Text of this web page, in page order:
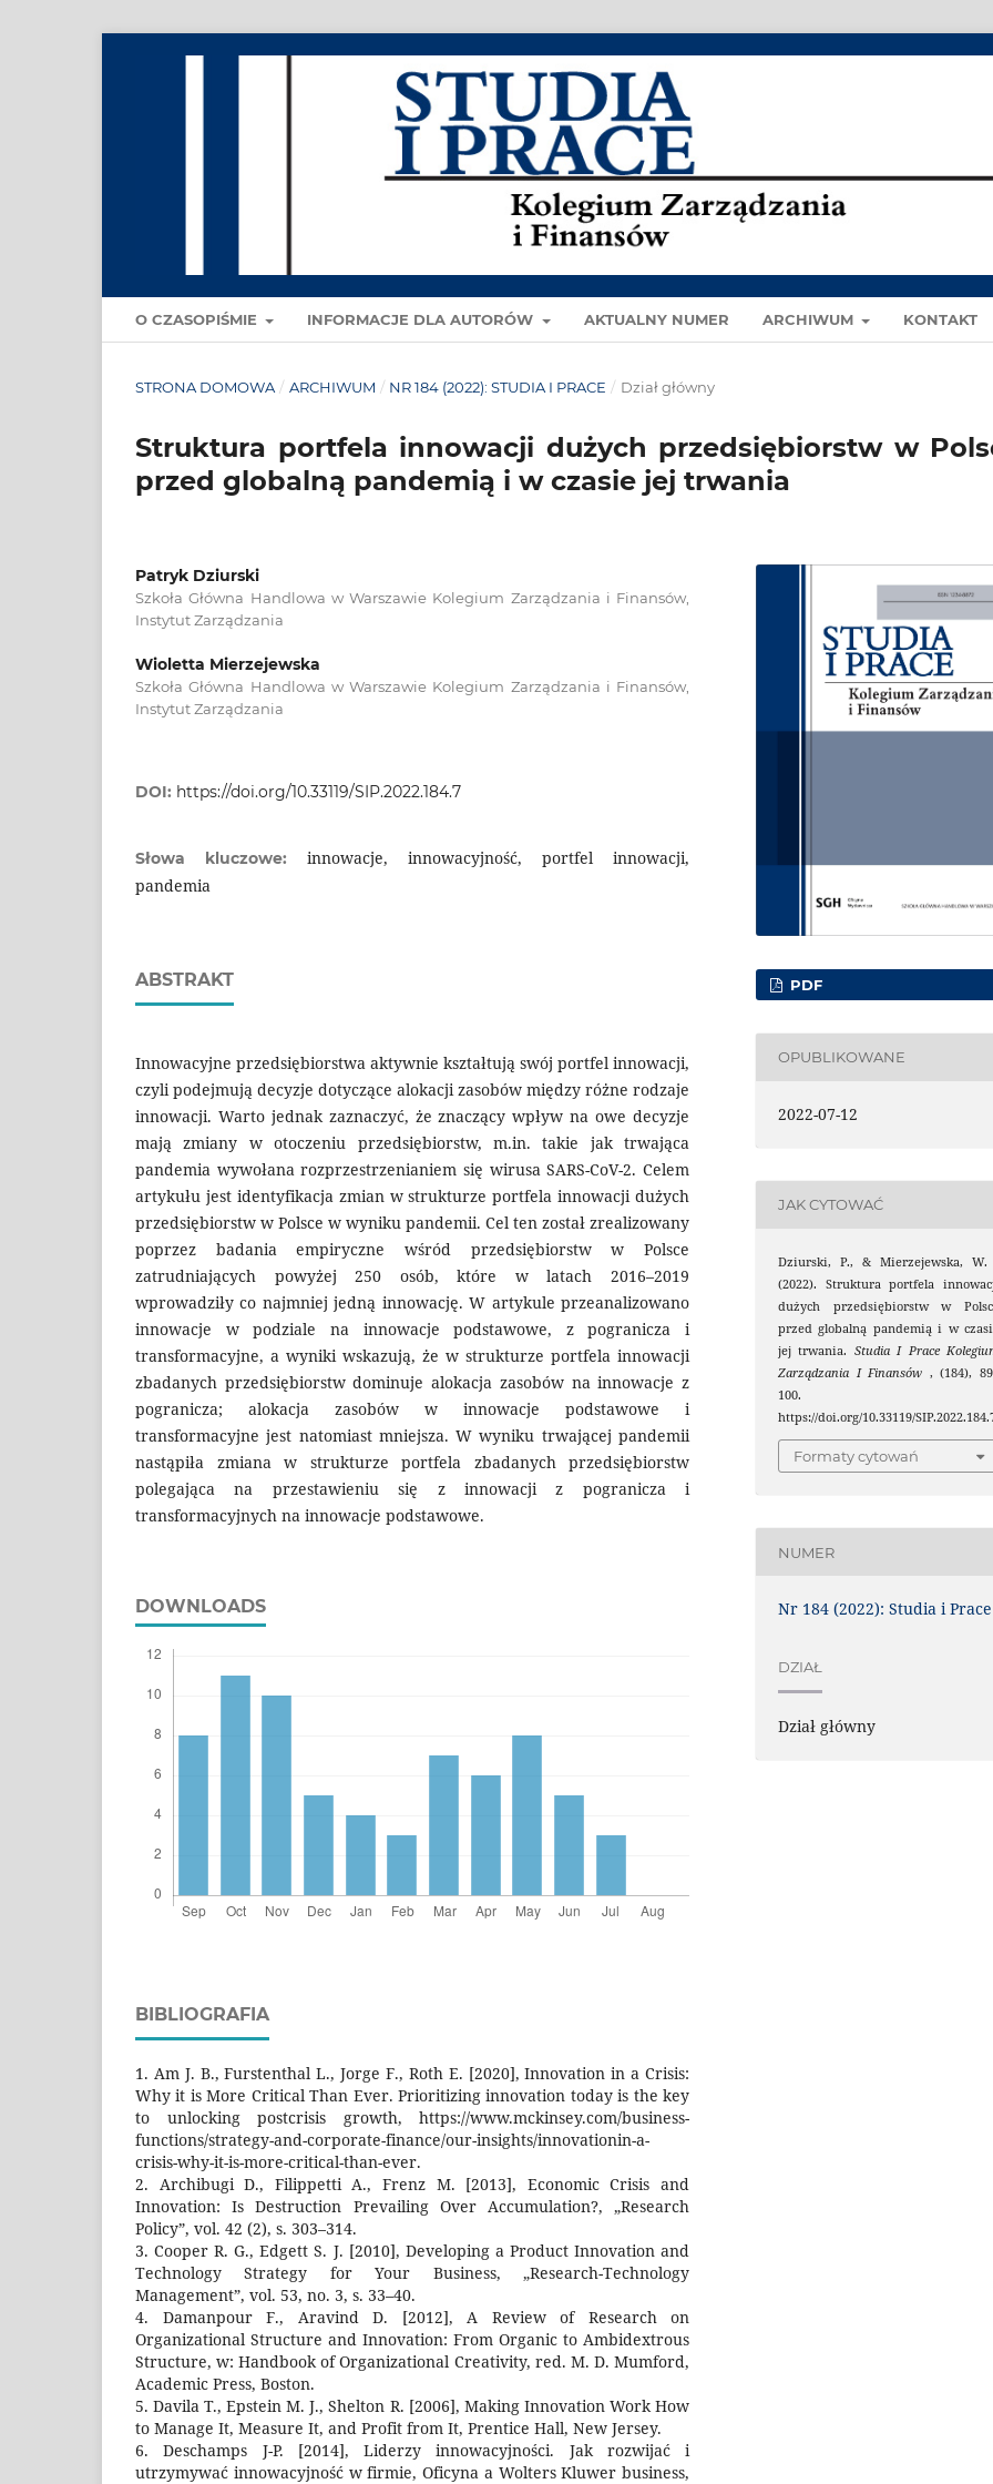
O CZASOPIŚMIE INFORMACJE DLA AUTORÓW AKTUALNY NUMER ARCHIWUM KONTAKT
STRONA DOMOWA / ARCHIWUM / NR 184 (2022): STUDIA I PRACE / Dział główny
Struktura portfela innowacji dużych przedsiębiorstw w
przed globalną pandemią i w czasie jej trwania
Patryk Dziurski
Szkoła Główna Handlowa w Warszawie Kolegium Zarządzania i Finansów,
Instytut Zarządzania
Wioletta Mierzejewska
Szkoła Główna Handlowa w Warszawie Kolegium Zarządzania i Finansów,
Instytut Zarządzania
DOI: https://doi.org/10.33119/SIP.2022.184.7
Słowa kluczowe: innowacje, innowacyjność, portfel innowacji,
pandemia
ABSTRAKT
Innowacyjne przedsiębiorstwa aktywnie kształtują swój portfel innowacji,
czyli podejmują decyzje dotyczące alokacji zasobów między różne rodzaje
innowacji. Warto jednak zaznaczyć, że znaczący wpływ na owe decyzje
mają zmiany w otoczeniu przedsiębiorstw, m.in. takie jak trwająca
pandemia wywołana rozprzestrzenianiem się wirusa SARS-CoV-2. Celem
artykułu jest identyfikacja zmian w strukturze portfela innowacji dużych
przedsiębiorstw w Polsce w wyniku pandemii. Cel ten został zrealizowany
poprzez badania empiryczne wśród przedsiębiorstw w Polsce
zatrudniających powyżej 250 osób, które w latach 2016–2019
wprowadziły co najmniej jedną innowację. W artykule przeanalizowano
innowacje w podziale na innowacje podstawowe, z pogranicza i
transformacyjne, a wyniki wskazują, że w strukturze portfela innowacji
zbadanych przedsiębiorstw dominuje alokacja zasobów na innowacje z
pogranicza; alokacja zasobów w innowacje podstawowe i
transformacyjne jest natomiast mniejsza. W wyniku trwającej pandemii
nastąpiła zmiana w strukturze portfela zbadanych przedsiębiorstw
polegająca na przestawieniu się z innowacji z pogranicza i
transformacyjnych na innowacje podstawowe.
DOWNLOADS
BIBLIOGRAFIA
1. Am J. B., Furstenthal L., Jorge F., Roth E. [2020], Innovation in a Crisis:
Why it is More Critical Than Ever. Prioritizing innovation today is the key
to unlocking postcrisis growth, https://www.mckinsey.com/business-
functions/strategy-and-corporate-finance/our-insights/innovationin-a-
crisis-why-it-is-more-critical-than-ever.
2. Archibugi D., Filippetti A., Frenz M. [2013], Economic Crisis and
Innovation: Is Destruction Prevailing Over Accumulation?, „Research
Policy”, vol. 42 (2), s. 303–314.
3. Cooper R. G., Edgett S. J. [2010], Developing a Product Innovation and
Technology Strategy for Your Business, „Research-Technology
Management”, vol. 53, no. 3, s. 33–40.
4. Damanpour F., Aravind D. [2012], A Review of Research on
Organizational Structure and Innovation: From Organic to Ambidextrous
Structure, w: Handbook of Organizational Creativity, red. M. D. Mumford,
Academic Press, Boston.
5. Davila T., Epstein M. J., Shelton R. [2006], Making Innovation Work How
to Manage It, Measure It, and Profit from It, Prentice Hall, New Jersey.
6. Deschamps J-P. [2014], Liderzy innowacyjności. Jak rozwijać i
utrzymywać innowacyjność w firmie, Oficyna a Wolters Kluwer business,
PDF
OPUBLIKOWANE
2022-07-12
JAK CYTOWAĆ
Dziurski, P., & Mierzejewska, W.
(2022). Struktura portfela
dużych przedsiębiorstw w
przed globalną pandemią i w
jej trwania. Studia I Prace
Zarządzania I Finansów , (184),
100.
https://doi.org/10.33119/
Formaty cytowań
NUMER
Nr 184 (2022): Studia i Prace
DZIAŁ
Dział główny